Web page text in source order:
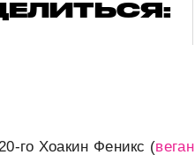
го Хоакин Феникс (веган